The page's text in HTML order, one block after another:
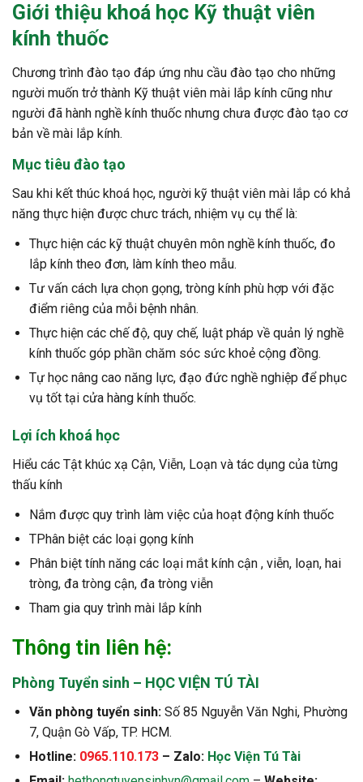
Giới thiệu khoá học Kỹ thuật viên
kính thuốc
Chương trình đào tạo đáp ứng nhu cầu đào tạo cho những
người muốn trở thành Kỹ thuật viên mài lắp kính cũng như
người đã hành nghề kính thuốc nhưng chưa được đào tạo cơ
bản về mài lắp kính.
Mục tiêu đào tạo
Sau khi kết thúc khoá học, người kỹ thuật viên mài lắp có khả
năng thực hiện được chưc trách, nhiệm vụ cụ thể là:
Thực hiện các kỹ thuật chuyên môn nghề kính thuốc, đo
lắp kính theo đơn, làm kính theo mẫu.
Tư vấn cách lựa chọn gọng, tròng kính phù hợp với đặc
điểm riêng của mỗi bệnh nhân.
Thực hiện các chế độ, quy chế, luật pháp về quản lý nghề
kính thuốc góp phần chăm sóc sức khoẻ cộng đồng.
Tự học nâng cao năng lực, đạo đức nghề nghiệp để phục
vụ tốt tại cửa hàng kính thuốc.
Lợi ích khoá học
Hiểu các Tật khúc xạ Cận, Viễn, Loạn và tác dụng của từng
thấu kính
Nắm được quy trình làm việc của hoạt động kính thuốc
TPhân biệt các loại gọng kính
Phân biệt tính năng các loại mắt kính cận , viễn, loạn, hai
tròng, đa tròng cận, đa tròng viễn
Tham gia quy trình mài lắp kính
Thông tin liên hệ:
Phòng Tuyển sinh – HỌC VIỆN TÚ TÀI
Văn phòng tuyển sinh:Số 85 Nguyễn Văn Nghi, Phường
7, Quận Gò Vấp, TP. HCM.
Hotline: 0965.110.173– Zalo: Học Viện Tú Tài